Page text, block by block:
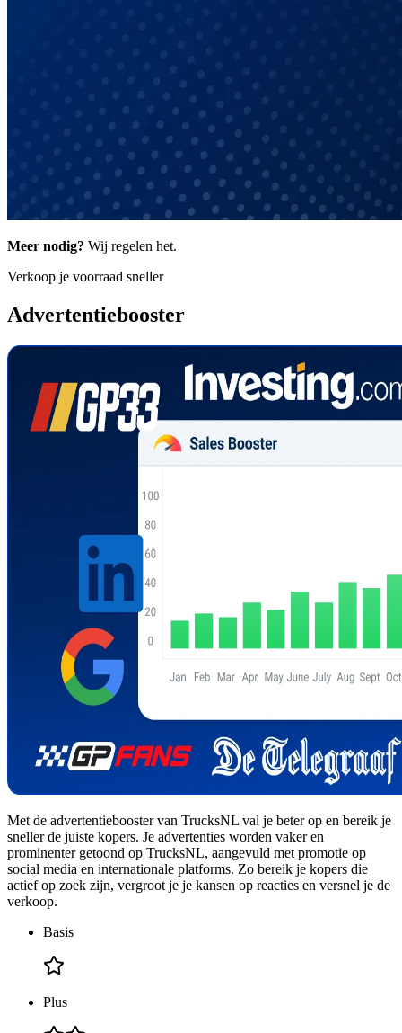
Meer nodig? Wij regelen het.
Verkoop je voorraad sneller
Advertentiebooster
Met de advertentiebooster van TrucksNL val je beter op en bereik je
sneller de juiste kopers. Je advertenties worden vaker en
prominenter getoond op TrucksNL, aangevuld met promotie op
social media en internationale platforms. Zo bereik je kopers die
actief op zoek zijn, vergroot je je kansen op reacties en versnel je de
verkoop.
Basis
Plus